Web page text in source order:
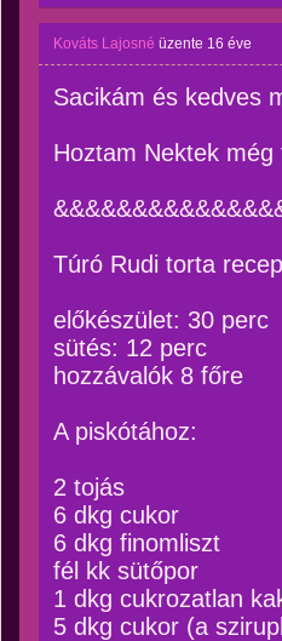
Kováts Lajosné üzente 16 éve
Sacikám és kedves
Hoztam Nektek
Túró Rudi torta
előkészület: 30 perc
sütés: 12 perc
hozzávalók 8 főre
A piskótához:
2 tojás
6 dkg cukor
6 dkg finomliszt
fél kk sütőpor
1 dkg cukrozatlan
5 dkg cukor (a